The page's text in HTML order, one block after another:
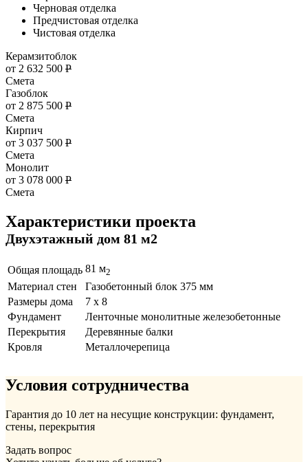
Черновая отделка
Предчистовая отделка
Чистовая отделка
Керамзитоблок
от 2 632 500 Р
Смета
Газоблок
от 2 875 500 Р
Смета
Кирпич
от 3 037 500 Р
Смета
Монолит
от 3 078 000 Р
Смета
Характеристики проекта
Двухэтажный дом 81 м2
Общая площадь 81 м2
Материал стен
Газобетонный блок 375 мм
Размеры дома
7 х 8
Фундамент
Ленточные монолитные железобетонные
Перекрытия
Деревянные балки
Кровля
Металлочерепица
Условия сотрудничества
Гарантия до 10 лет на несущие конструкции: фундамент,
стены, перекрытия
Задать вопрос